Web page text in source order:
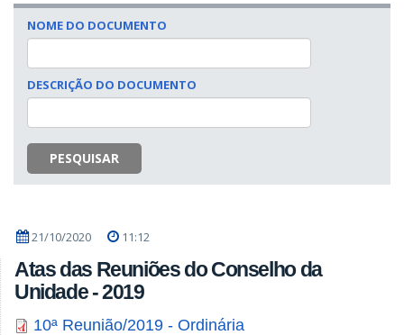
NOME DO DOCUMENTO
DESCRIÇÃO DO DOCUMENTO
PESQUISAR
21/10/2020 11:12
Atas das Reuniões do Conselho da
Unidade - 2019
10ª Reunião/2019 - Ordinária